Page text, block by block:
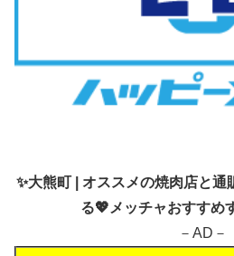
✨大熊町 | オススメの焼肉店と通
る💖メッチャおすすめ
－AD－